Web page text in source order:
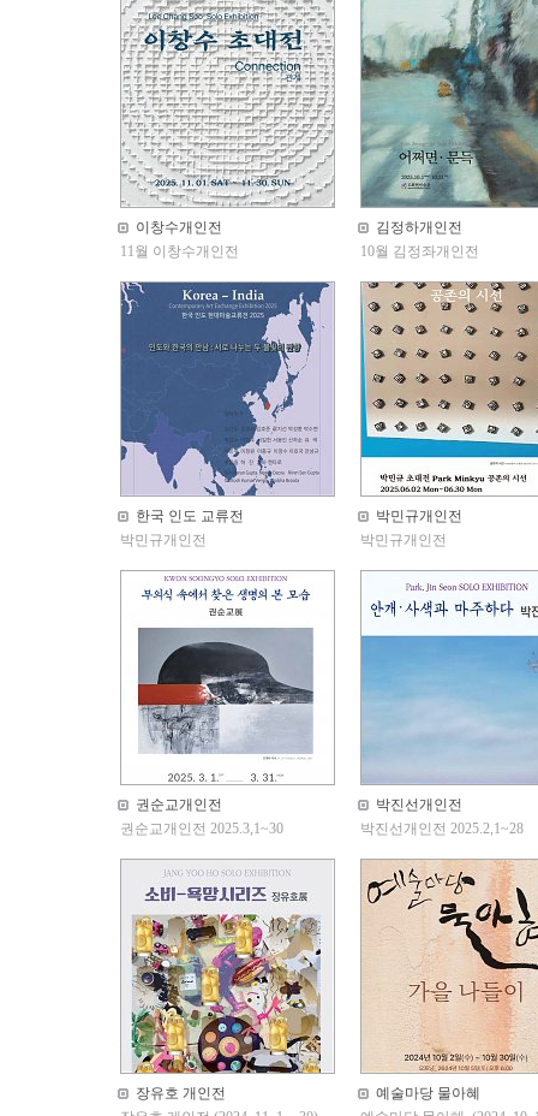
이창수개인전
11월 이창수개인전
김정하개인전
10월 김정좌개인전
한국 인도 교류전
박민규개인전
박민규개인전
박민규개인전
권순교개인전
권순교개인전 2025.3,1~30
박진선개인전
박진선개인전 2025.2,1~28
장유호 개인전
예술마당 물아혜